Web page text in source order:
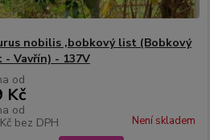
nobilis ,bobkový list (Bobkový
- Vavřín) - 137V
od
Kč
od
bez DPH Není skladem